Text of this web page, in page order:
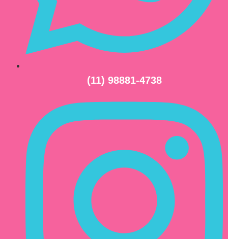
(11) 98881-4738